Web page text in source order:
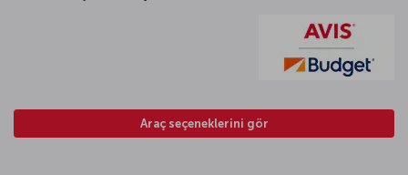
Araç seçeneklerini gör